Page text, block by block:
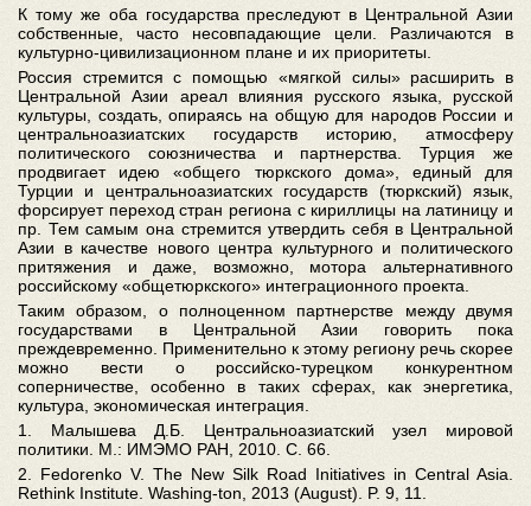
К тому же оба государства преследуют в Центральной Азии
собственные, часто несовпадающие цели. Различаются в
культурно-цивилизационном плане и их приоритеты.
Россия стремится с помощью «мягкой силы» расширить в
Центральной Азии ареал влияния русского языка, русской
культуры, создать, опираясь на общую для народов России и
центральноазиатских государств историю, атмосферу
политического союзничества и партнерства. Турция же
продвигает идею «общего тюркского дома», единый для
Турции и центральноазиатских государств (тюркский) язык,
форсирует переход стран региона с кириллицы на латиницу и
пр. Тем самым она стремится утвердить себя в Центральной
Азии в качестве нового центра культурного и политического
притяжения и даже, возможно, мотора альтернативного
российскому «общетюркского» интеграционного проекта.
Таким образом, о полноценном партнерстве между двумя
государствами в Центральной Азии говорить пока
преждевременно. Применительно к этому региону речь скорее
можно вести о российско-турецком конкурентном
соперничестве, особенно в таких сферах, как энергетика,
культура, экономическая интеграция.
1. Малышева Д.Б. Центральноазиатский узел мировой
политики. М.: ИМЭМО РАН, 2010. С. 66.
2. Fedorenko V. The New Silk Road Initiatives in Central Asia.
Rethink Institute. Washing-ton, 2013 (August). P. 9, 11.